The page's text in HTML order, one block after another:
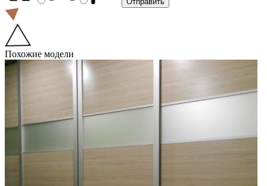
Похожие модели